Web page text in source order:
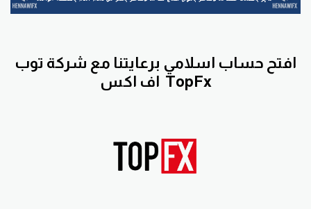
افتح حساب اسلامي برعايتنا مع شركة توب
اف اكس TopFx